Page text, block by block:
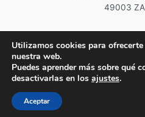
49003
Copyright ©
Utilizamos cookies para
nuestra web.
Puedes aprender más sobre qué
desactivarlas en los ajustes.
Aceptar